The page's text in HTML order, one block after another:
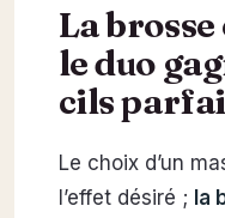
La
le duo
cils
Le choix d’un
l’effet désiré ; la